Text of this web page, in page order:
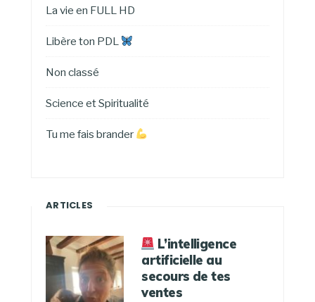
La vie en FULL HD
Libère ton PDL
Non classé
Science et Spiritualité
Tu me fais brander
ARTICLES
L’intelligence
artificielle au
secours de tes
ventes